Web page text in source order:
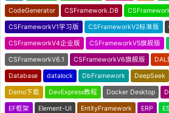
CodeGenerator CSFramework.DB
CSFrameworkV1学习版 CSFrameworkV2标准版
CSFrameworkV4企业版 CSFrameworkV5旗舰版
CSFrameworkV6.1 CSFrameworkV6旗舰版 DAL
Database datalock DbFramework DeepSeek
Demo下载 DevExpress教程 Docker Desktop
EF框架 Element-UI EntityFramework ERP